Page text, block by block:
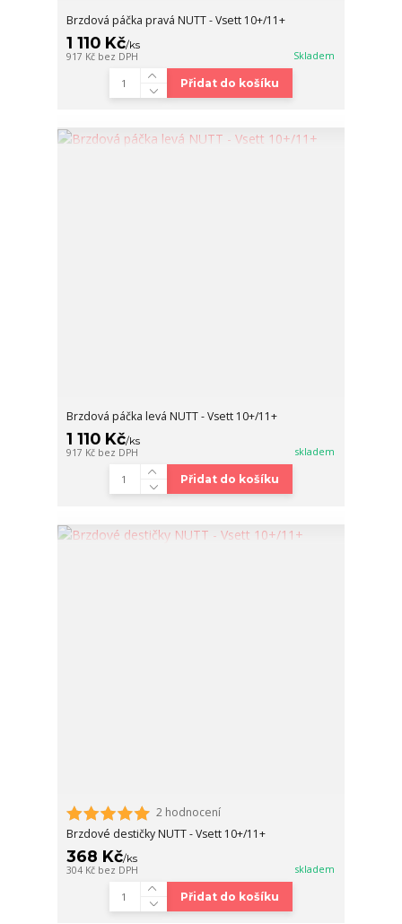
Brzdová páčka pravá NUTT - Vsett 10+/11+
1 110 Kč/ks
917 Kč bez DPH Skladem
Přidat do košíku
Brzdová páčka levá NUTT - Vsett 10+/11+
1 110 Kč/ks
917 Kč bez DPH skladem
Přidat do košíku
2 hodnocení
Brzdové destičky NUTT - Vsett 10+/11+
368 Kč/ks
304 Kč bez DPH skladem
Přidat do košíku